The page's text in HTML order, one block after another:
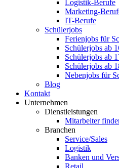
Logistik-Berufe
Marketing-
IT-Berufe
Schülerjobs
Ferienjobs für
Schülerjobs ab
Schülerjobs ab
Schülerjobs ab
Nebenjobs für
Blog
Kontakt
Unternehmen
Dienstleistungen
Mitarbeiter
Branchen
Service/Sales
Logistik
Banken und
Retail